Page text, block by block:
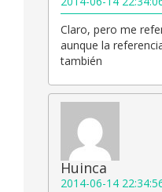
Claro, pero me
aunque la
también
Huinca
2014-06-14